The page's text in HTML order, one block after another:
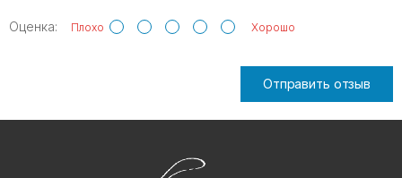
Оценка: Плохо Хорошо
Отправить отзыв